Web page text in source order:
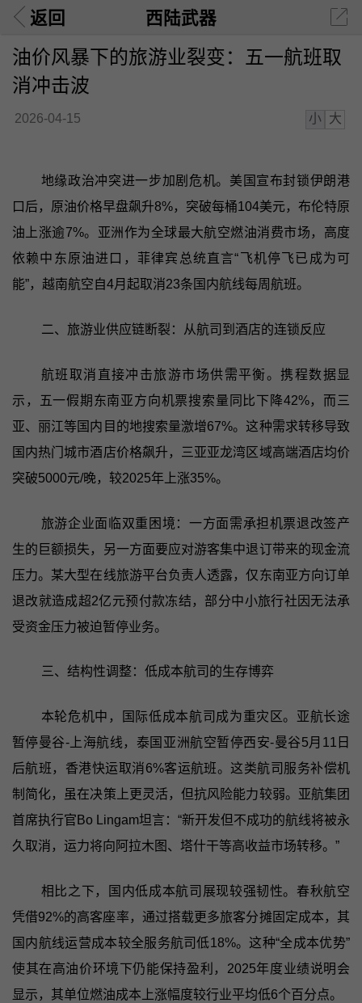
返回 西陆武器
油价风暴下的旅游业裂变：五一航班取
消冲击波
2026-04-15 小 大
地缘政治冲突进一步加剧危机。美国宣布封锁伊朗港
口后，原油价格早盘飙升8%，突破每桶104美元，布伦特原
油上涨逾7%。亚洲作为全球最大航空燃油消费市场，高度
依赖中东原油进口，菲律宾总统直言“飞机停飞已成为可
能”，越南航空自4月起取消23条国内航线每周航班。
二、旅游业供应链断裂：从航司到酒店的连锁反应
航班取消直接冲击旅游市场供需平衡。携程数据显
示，五一假期东南亚方向机票搜索量同比下降42%，而三
亚、丽江等国内目的地搜索量激增67%。这种需求转移导致
国内热门城市酒店价格飙升，三亚亚龙湾区域高端酒店均价
突破5000元/晚，较2025年上涨35%。
旅游企业面临双重困境：一方面需承担机票退改签产
生的巨额损失，另一方面要应对游客集中退订带来的现金流
压力。某大型在线旅游平台负责人透露，仅东南亚方向订单
退改就造成超2亿元预付款冻结，部分中小旅行社因无法承
受资金压力被迫暂停业务。
三、结构性调整：低成本航司的生存博弈
本轮危机中，国际低成本航司成为重灾区。亚航长途
暂停曼谷-上海航线，泰国亚洲航空暂停西安-曼谷5月11日
后航班，香港快运取消6%客运航班。这类航司服务补偿机
制简化，虽在决策上更灵活，但抗风险能力较弱。亚航集团
首席执行官Bo Lingam坦言：“新开发但不成功的航线将被永
久取消，运力将向阿拉木图、塔什干等高收益市场转移。”
相比之下，国内低成本航司展现较强韧性。春秋航空
凭借92%的高客座率，通过搭载更多旅客分摊固定成本，其
国内航线运营成本较全服务航司低18%。这种“全成本优势”
使其在高油价环境下仍能保持盈利，2025年度业绩说明会
显示，其单位燃油成本上涨幅度较行业平均低6个百分点。